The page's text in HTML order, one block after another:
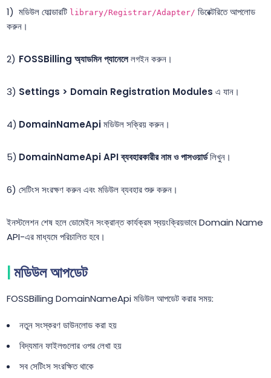
মডিউল ফোল্ডারটি library/Registrar/Adapter/ ডিরেক্টরিতে আপলোড
করুন।
FOSSBilling অ্যাডমিন প্যানেলেলগইন করুন।
Settings > Domain Registration Modules এ যান।
DomainNameApiমডিউল সক্রিয় করুন।
DomainNameApi API ব্যবহারকারীর নাম ও পাসওয়ার্ডলিখুন।
সেটিংস সংরক্ষণ করুন এবং মডিউল ব্যবহার শুরু করুন।
ইনস্টলেশন শেষ হলে ডোমেইন সংক্রান্ত কার্যক্রম স্বয়ংক্রিয়ভাবে Domain Name
API-এর মাধ্যমে পরিচালিত হবে।
মডিউল আপডেট
FOSSBilling DomainNameApi মডিউল আপডেট করার সময়:
নতুন সংস্করণ ডাউনলোড করা হয়
বিদ্যমান ফাইলগুলোর ওপর লেখা হয়
সব সেটিংস সংরক্ষিত থাকে